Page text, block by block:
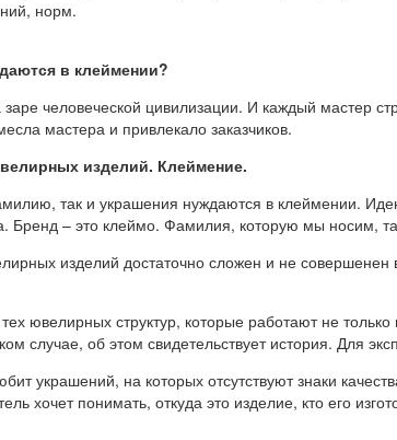
норм.
в клеймении?
человеческой цивилизации. И каждый мастер
мастера и привлекало заказчиков.
изделий. Клеймение.
так и украшения нуждаются в клеймении.
Бренд – это клеймо. Фамилия, которую мы носим,
изделий достаточно сложен и не
ювелирных структур, которые работают не
случае, об этом свидетельствует история. Для
украшений, на которых отсутствуют знаки
хочет понимать, откуда это изделие, кто его